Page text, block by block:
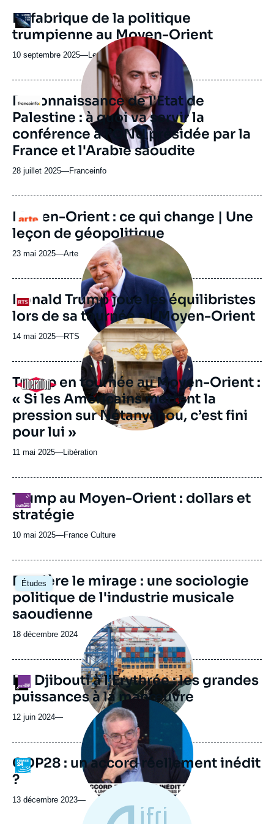
Logo
URL
de
Spotify
La fabrique de la politique
trumpienne au Moyen-Orient
10 septembre 2025—Nom
du
journal,
revue
ou
émission
Le monde selon l'Ifri
Logo
Image
principale
médiatique
Reconnaissance de l'Etat de
Palestine : à quoi va servir la
conférence à l'ONU présidée par la
France et l'Arabie saoudite
28 juillet 2025—Nom
journal,
ou
émission
Franceinfo
Logo
Moyen-Orient : ce qui change | Une
leçon de géopolitique
23 mai 2025—Nom
journal,
revue
ou
émission
Arte
Logo
Image
principale
médiatique
Donald Trump joue les équilibristes
lors de sa tournée au Moyen-Orient
14 mai 2025—Nom
journal,
revue
ou
émission
RTS
Logo
Image
principale
médiatique
Trump en tournée au Moyen-Orient :
« Si les Américains mettent la
pression sur Nétanyahou, c’est fini
pour lui »
11 mai 2025—Nom
journal,
ou
émission
Libération
Logo
Trump au Moyen-Orient : dollars et
stratégie
10 mai 2025—Nom
journal,
ou
émission
France Culture
Études
Image
principale
Derrière le mirage : une sociologie
politique de l'industrie musicale
saoudienne
Date
publication
18 décembre 2024
Logo
Image
principale
médiatique
De Djibouti à l’Erythrée : les grandes
puissances à la manœuvre
12 juin 2024—
Logo
Image
principale
médiatique
COP28 : un accord réellement inédit
?
13 décembre 2023—